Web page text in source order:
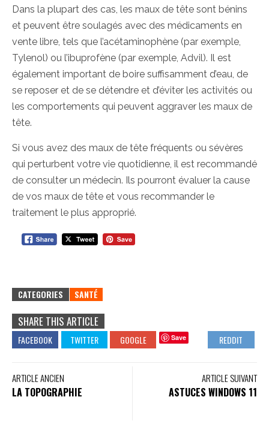
Dans la plupart des cas, les maux de tête sont bénins
et peuvent être soulagés avec des médicaments en
vente libre, tels que l’acétaminophène (par exemple,
Tylenol) ou l’ibuprofène (par exemple, Advil). Il est
également important de boire suffisamment d’eau, de
se reposer et de se détendre et d’éviter les activités ou
les comportements qui peuvent aggraver les maux de
tête.
Si vous avez des maux de tête fréquents ou sévères
qui perturbent votre vie quotidienne, il est recommandé
de consulter un médecin. Ils pourront évaluer la cause
de vos maux de tête et vous recommander le
traitement le plus approprié.
CATEGORIES SANTÉ
SHARE THIS ARTICLE
Save
ARTICLE ANCIEN
LA TOPOGRAPHIE
ARTICLE SUIVANT
ASTUCES WINDOWS 11